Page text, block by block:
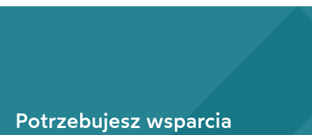
Potrzebujesz wsparcia